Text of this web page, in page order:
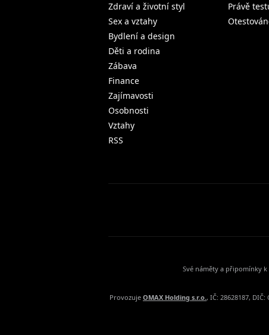
Zdraví a životní styl
Sex a vztahy
Bydlení a design
Děti a rodina
Zábava
Finance
Zajímavosti
Osobnosti
Vztahy
RSS
Právě
Své náměty a připomínky
Provozuje OMAX Holding s.r.o., IČ: 28628187,